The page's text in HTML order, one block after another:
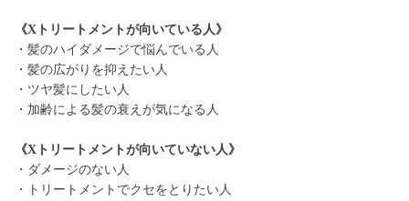
《Xトリートメントが向いている人》
・髪のハイダメージで悩んでいる人
・髪の広がりを抑えたい人
・ツヤ髪にしたい人
・加齢による髪の衰えが気になる人
《Xトリートメントが向いていない人》
・ダメージのない人
・トリートメントでクセをとりたい人